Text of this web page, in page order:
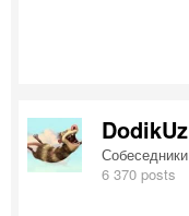
DodikUz
Собеседники
6 370 posts